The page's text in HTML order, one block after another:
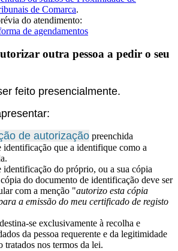
de Comarca.
do atendimento:
de agendamentos
outra pessoa a pedir o seu
feito presencialmente.
de autorização preenchida
identificação que a identifique como a
identificação do próprio, ou a sua cópia
do documento de identificação deve ser
com a menção "autorizo esta cópia
a emissão do meu certificado de registo
se exclusivamente à recolha e
da pessoa requerente e da legitimidade
tratados nos termos da lei.